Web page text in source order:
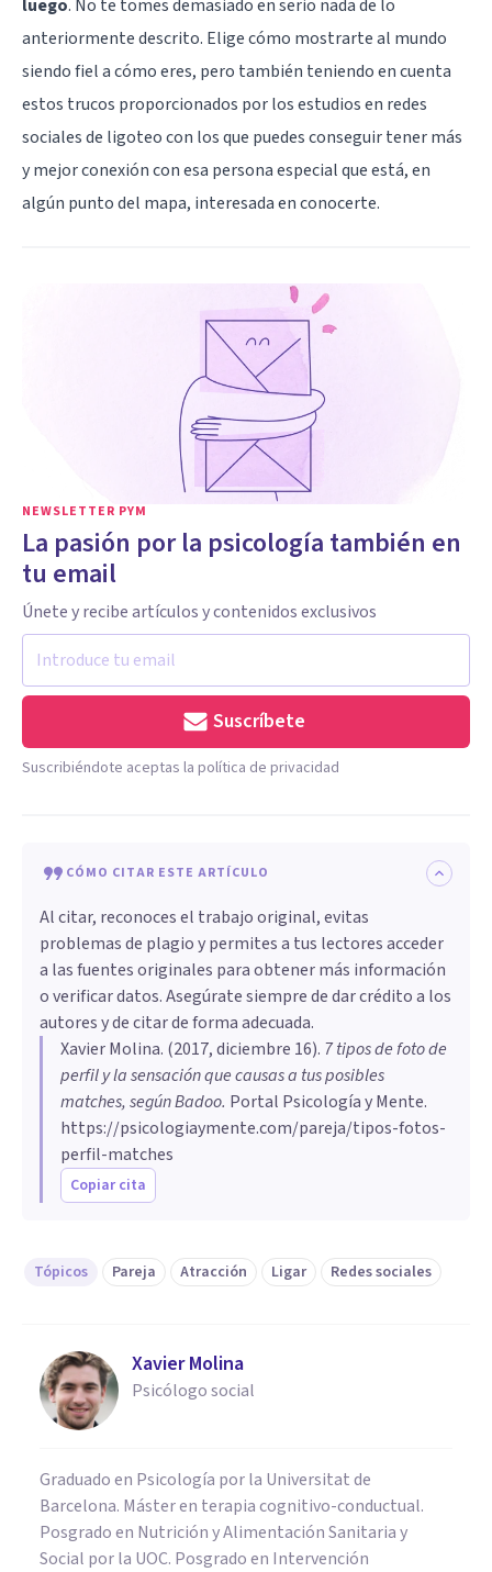
luego. No te tomes demasiado en serio nada de lo
anteriormente descrito. Elige cómo mostrarte al mundo
siendo fiel a cómo eres, pero también teniendo en cuenta
estos trucos proporcionados por los estudios en redes
sociales de ligoteo con los que puedes conseguir tener más
y mejor conexión con esa persona especial que está, en
algún punto del mapa, interesada en conocerte.
NEWSLETTER PYM
La pasión por la psicología también en
tu email
Únete y recibe artículos y contenidos exclusivos
Suscríbete
Suscribiéndote aceptas la política de privacidad
CÓMO CITAR ESTE ARTÍCULO
Al citar, reconoces el trabajo original, evitas
problemas de plagio y permites a tus lectores acceder
a las fuentes originales para obtener más información
o verificar datos. Asegúrate siempre de dar crédito a los
autores y de citar de forma adecuada.
Xavier Molina. (2017, diciembre 16). 7 tipos de foto de
perfil y la sensación que causas a tus posibles
matches, según Badoo. Portal Psicología y Mente.
https://psicologiaymente.com/pareja/tipos-fotos-
perfil-matches
Copiar cita
Tópicos Pareja Atracción Ligar Redes sociales
Xavier Molina
Psicólogo social
Graduado en Psicología por la Universitat de
Barcelona. Máster en terapia cognitivo-conductual.
Posgrado en Nutrición y Alimentación Sanitaria y
Social por la UOC. Posgrado en Intervención